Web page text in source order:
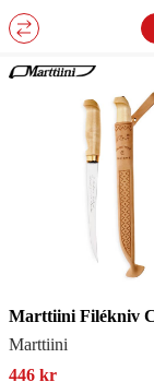
Marttiini
446 kr